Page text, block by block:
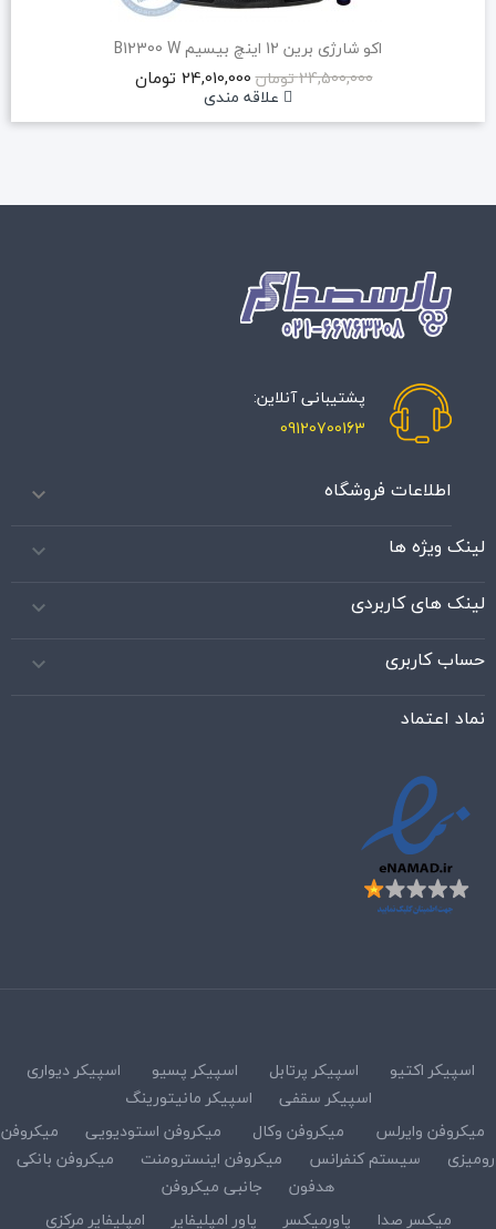
اکو شارژی برین 12 اینچ بیسیم B12300 W
24,500,000 تومان
24,010,000 تومان
علاقه مندی
پشتیبانی آنلاین:
09120700163
اطلاعات فروشگاه 
لینک ویژه ها 
لینک های کاربردی 
حساب کاربری 
نماد اعتماد
اسپیکر اکتیو اسپیکر پرتابل اسپیکر پسیو
اسپیکر دیواری
اسپیکر سقفی
اسپیکر مانیتورینگ
میکروفن وایرلس
میکروفن وکال میکروفن استودیویی
میکروفن
رومیزی
سیستم کنفرانس میکروفن اینسترومنت
میکروفن بانکی
هدفون
جانبی میکروفن
میکسر صدا
پاورمیکسر پاور امپلیفایر امپلیفایر مرکزی